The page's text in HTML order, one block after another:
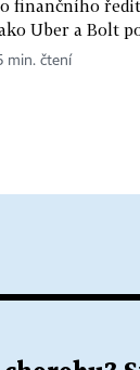
finančního
Uber a Bolt
min. čtení